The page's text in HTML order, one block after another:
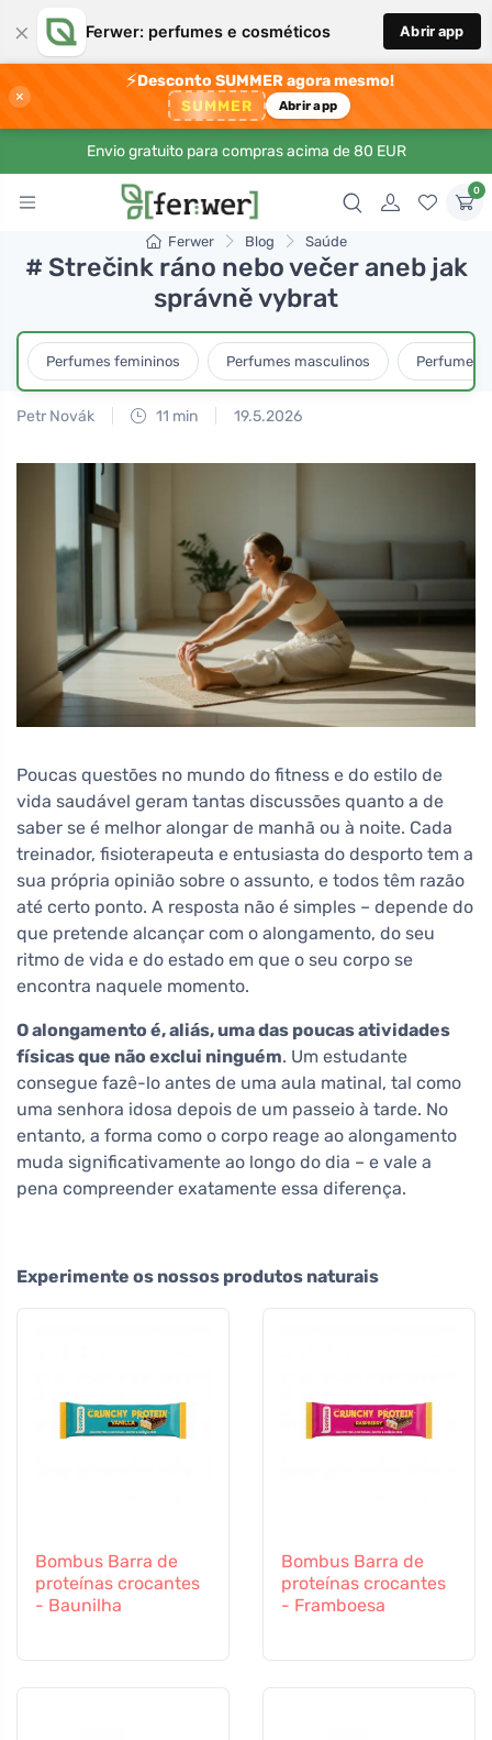
× Ferwer: perfumes e cosméticos Abrir app
×
⚡Desconto SUMMER agora mesmo!
SUMMER Abrir app
Envio gratuito para compras acima de 80 EUR
0
Ferwer Blog Saúde
# Strečink ráno nebo večer aneb jak
správně vybrat
Perfumes femininos Perfumes masculinos Perfumes
Petr Novák 11 min 19.5.2026
Poucas questões no mundo do fitness e do estilo de
vida saudável geram tantas discussões quanto a de
saber se é melhor alongar de manhã ou à noite. Cada
treinador, fisioterapeuta e entusiasta do desporto tem a
sua própria opinião sobre o assunto, e todos têm razão
até certo ponto. A resposta não é simples – depende do
que pretende alcançar com o alongamento, do seu
ritmo de vida e do estado em que o seu corpo se
encontra naquele momento.
O alongamento é, aliás, uma das poucas atividades
físicas que não exclui ninguém. Um estudante
consegue fazê-lo antes de uma aula matinal, tal como
uma senhora idosa depois de um passeio à tarde. No
entanto, a forma como o corpo reage ao alongamento
muda significativamente ao longo do dia – e vale a
pena compreender exatamente essa diferença.
Experimente os nossos produtos naturais
Bombus Barra de
proteínas crocantes
- Baunilha
Bombus Barra de
proteínas crocantes
- Framboesa